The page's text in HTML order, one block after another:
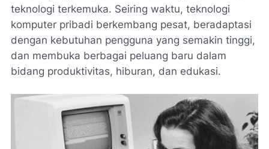
teknologi terkemuka. Seiring waktu, teknologi
komputer pribadi berkembang pesat, beradaptasi
dengan kebutuhan pengguna yang semakin tinggi,
dan membuka berbagai peluang baru dalam
bidang produktivitas, hiburan, dan edukasi.